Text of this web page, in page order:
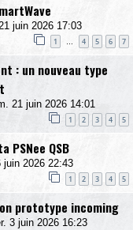
juin 2026 17:03
1 … 4 5 6 7
: un nouveau type
21 juin 2026 14:01
1 2 3 4 5
PSNee QSB
juin 2026 22:43
1 2 3 4 5
prototype incoming
3 juin 2026 16:23